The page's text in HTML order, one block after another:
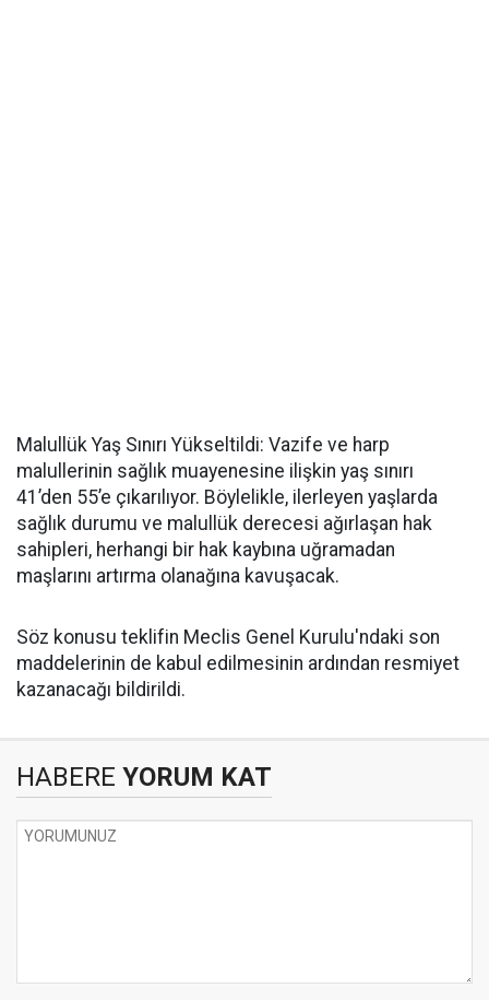
​Malullük Yaş Sınırı Yükseltildi: Vazife ve harp
malullerinin sağlık muayenesine ilişkin yaş sınırı
41’den 55’e çıkarılıyor. Böylelikle, ilerleyen yaşlarda
sağlık durumu ve malullük derecesi ağırlaşan hak
sahipleri, herhangi bir hak kaybına uğramadan
maşlarını artırma olanağına kavuşacak.
​Söz konusu teklifin Meclis Genel Kurulu'ndaki son
maddelerinin de kabul edilmesinin ardından resmiyet
kazanacağı bildirildi.
HABERE YORUM KAT